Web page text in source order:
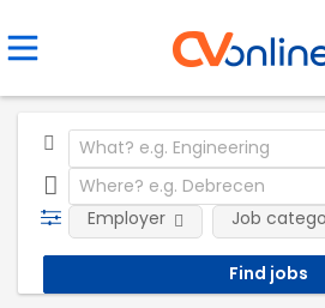
Employer Job